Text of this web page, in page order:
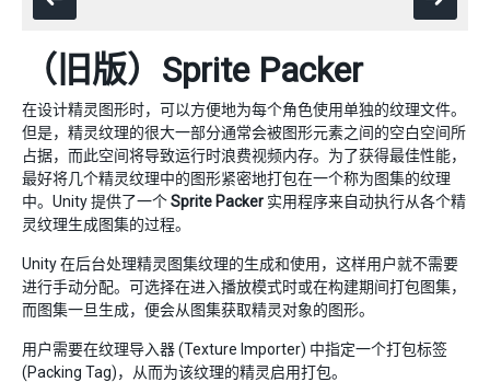
（旧版）Sprite Packer
在设计精灵图形时，可以方便地为每个角色使用单独的纹理文件。
但是，精灵纹理的很大一部分通常会被图形元素之间的空白空间所
占据，而此空间将导致运行时浪费视频内存。为了获得最佳性能，
最好将几个精灵纹理中的图形紧密地打包在一个称为图集的纹理
中。Unity 提供了一个Sprite Packer 实用程序来自动执行从各个精
灵纹理生成图集的过程。
Unity 在后台处理精灵图集纹理的生成和使用，这样用户就不需要
进行手动分配。可选择在进入播放模式时或在构建期间打包图集，
而图集一旦生成，便会从图集获取精灵对象的图形。
用户需要在纹理导入器 (Texture Importer) 中指定一个打包标签
(Packing Tag)，从而为该纹理的精灵启用打包。